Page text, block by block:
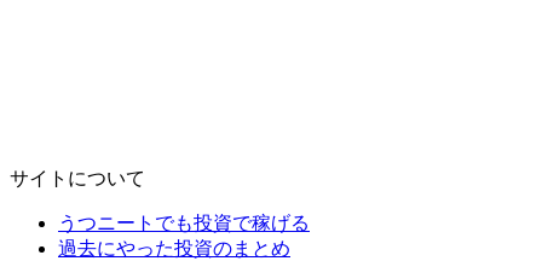
サイトについて
うつニートでも投資で稼げる
過去にやった投資のまとめ